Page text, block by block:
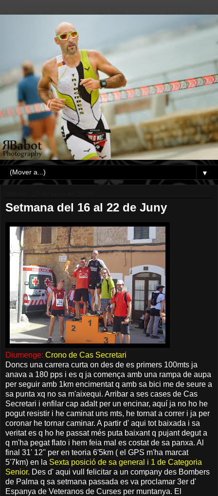
▼
Setmana del 16 al 22 de Juny
Diumenge: Crono de Cas Secretari
Doncs una carrera curta on des de es primers 100mts ja
anava a 180 pps i es q ja comença amb una rampa de aupa
per seguir amb 1km encimentat q amb sa bici me de seure a
sa punta xq no sa m'aixequi. Arribar a ses cases de Cas
Secretari i enfilar cap adalt per un encinar, aquí ja no ho he
pogut resistir i he caminat uns mts, he tornat a correr i ja per
coronar he tornar caminar. A partir d' aqui tot baixada i sa
veritat es q ho he passat més puta baixant q pujant degut a
q m'ha pegat flato i hem feia mal es costat de sa panxa. Al
final 31' 12'' per en teoria 6'5km ( el GPS m'ha marcat
5'7km) en la Sexta posició de sa general i 1 de Categoria
Senior. Des d' aqui vull felicitar a un company des Bombers
de Palma q sa setmana passada es va proclamar 3er d'
Espanya de Veteranos de Curses per muntanya. El